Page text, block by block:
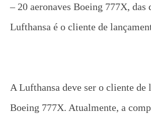
– 20 aeronaves Boeing 777X, das
Lufthansa é o cliente de
A Lufthansa deve ser o cliente de
Boeing 777X. Atualmente, a